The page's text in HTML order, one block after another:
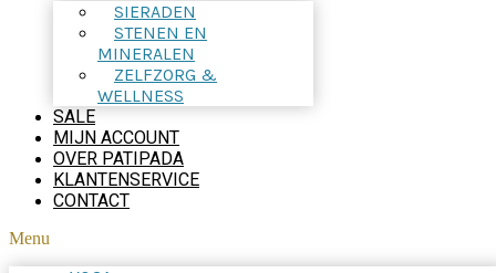
SIERADEN
STENEN EN
MINERALEN
ZELFZORG &
WELLNESS
SALE
MIJN ACCOUNT
OVER PATIPADA
KLANTENSERVICE
CONTACT
Menu